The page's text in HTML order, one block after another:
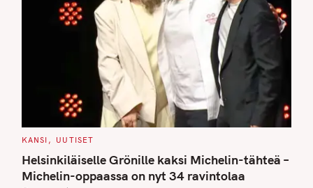
C
T
E
G
O
KANSI UUTISET
Helsinkiläiselle Grönille kaksi Michelin-tähteä –
Michelin-oppaassa on nyt 34 ravintolaa